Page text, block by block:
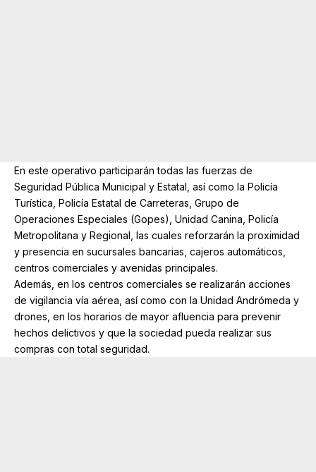
En este operativo participarán todas las fuerzas de
Seguridad Pública Municipal y Estatal, así como la Policía
Turística, Policía Estatal de Carreteras, Grupo de
Operaciones Especiales (Gopes), Unidad Canina, Policía
Metropolitana y Regional, las cuales reforzarán la proximidad
y presencia en sucursales bancarias, cajeros automáticos,
centros comerciales y avenidas principales.
Además, en los centros comerciales se realizarán acciones
de vigilancia vía aérea, así como con la Unidad Andrómeda y
drones, en los horarios de mayor afluencia para prevenir
hechos delictivos y que la sociedad pueda realizar sus
compras con total seguridad.